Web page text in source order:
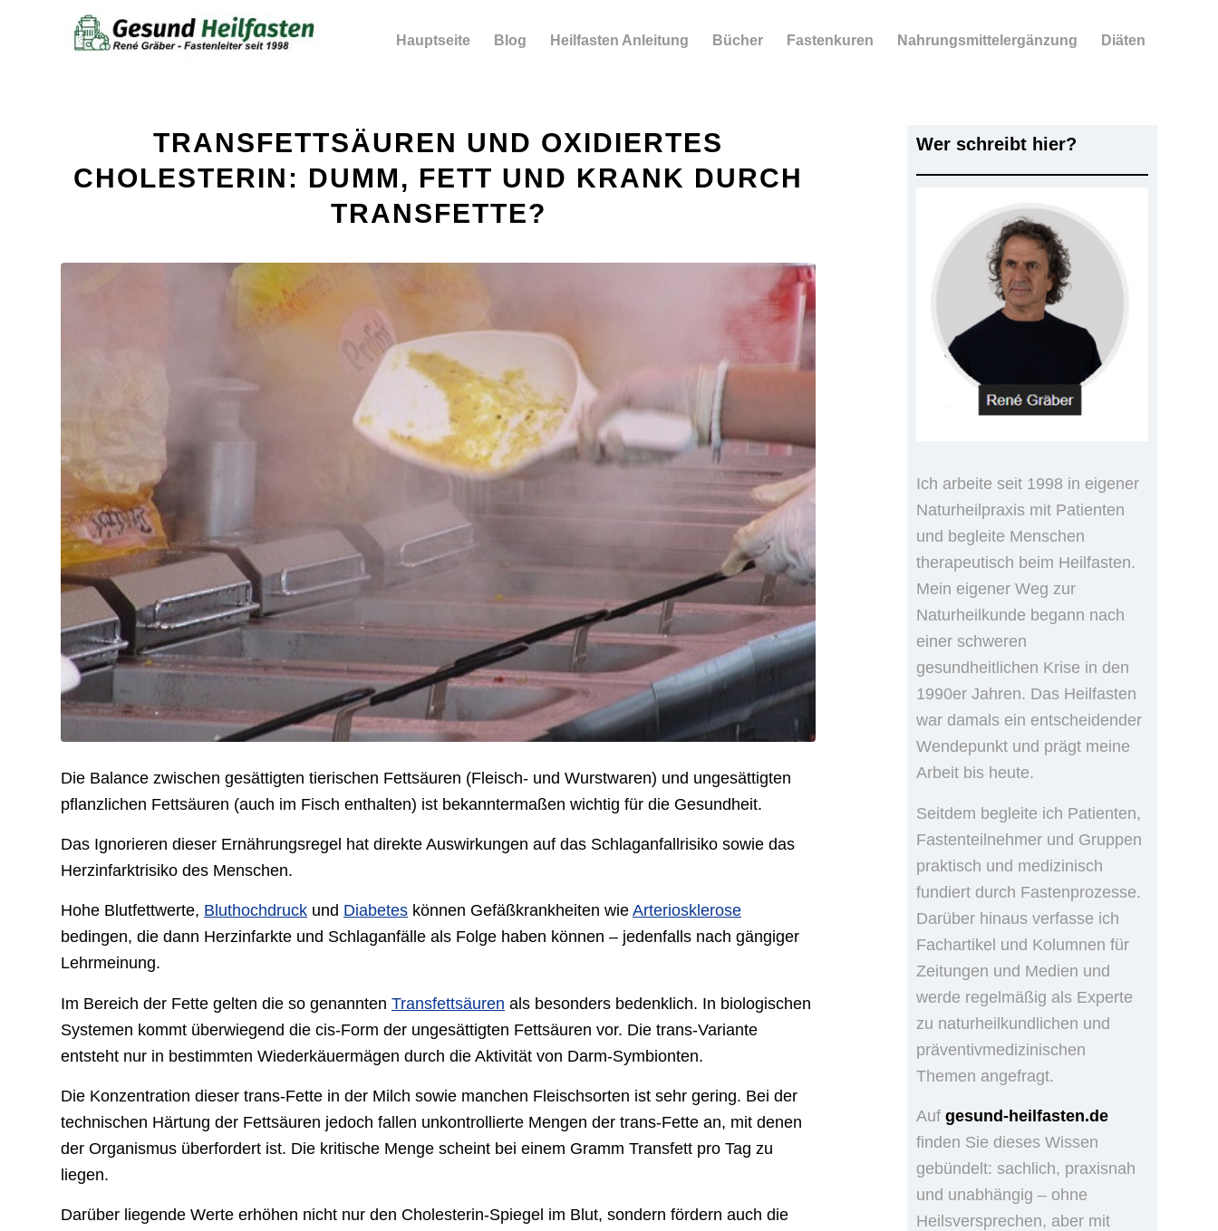
Hauptseite Blog Heilfasten Anleitung Bücher Fastenkuren Nahrungsmittelergänzung Diäten
TRANSFETTSÄUREN UND OXIDIERTES
CHOLESTERIN: DUMM, FETT UND KRANK DURCH
TRANSFETTE?
Die Balance zwischen gesättigten tierischen Fettsäuren (Fleisch- und Wurstwaren) und ungesättigten
pflanzlichen Fettsäuren (auch im Fisch enthalten) ist bekanntermaßen wichtig für die Gesundheit.
Das Ignorieren dieser Ernährungsregel hat direkte Auswirkungen auf das Schlaganfallrisiko sowie das
Herzinfarktrisiko des Menschen.
Hohe Blutfettwerte, Bluthochdruck und Diabetes können Gefäßkrankheiten wie Arteriosklerose
bedingen, die dann Herzinfarkte und Schlaganfälle als Folge haben können – jedenfalls nach gängiger
Lehrmeinung.
Im Bereich der Fette gelten die so genannten Transfettsäuren als besonders bedenklich. In biologischen
Systemen kommt überwiegend die cis-Form der ungesättigten Fettsäuren vor. Die trans-Variante
entsteht nur in bestimmten Wiederkäuermägen durch die Aktivität von Darm-Symbionten.
Die Konzentration dieser trans-Fette in der Milch sowie manchen Fleischsorten ist sehr gering. Bei der
technischen Härtung der Fettsäuren jedoch fallen unkontrollierte Mengen der trans-Fette an, mit denen
der Organismus überfordert ist. Die kritische Menge scheint bei einem Gramm Transfett pro Tag zu
liegen.
Darüber liegende Werte erhöhen nicht nur den Cholesterin-Spiegel im Blut, sondern fördern auch die
Wer schreibt hier?
Ich arbeite seit 1998 in eigener
Naturheilpraxis mit Patienten
und begleite Menschen
therapeutisch beim Heilfasten.
Mein eigener Weg zur
Naturheilkunde begann nach
einer schweren
gesundheitlichen Krise in den
1990er Jahren. Das Heilfasten
war damals ein entscheidender
Wendepunkt und prägt meine
Arbeit bis heute.
Seitdem begleite ich Patienten,
Fastenteilnehmer und Gruppen
praktisch und medizinisch
fundiert durch Fastenprozesse.
Darüber hinaus verfasse ich
Fachartikel und Kolumnen für
Zeitungen und Medien und
werde regelmäßig als Experte
zu naturheilkundlichen und
präventivmedizinischen
Themen angefragt.
Aufgesund-heilfasten.de
finden Sie dieses Wissen
gebündelt: sachlich, praxisnah
und unabhängig – ohne
Heilsversprechen, aber mit